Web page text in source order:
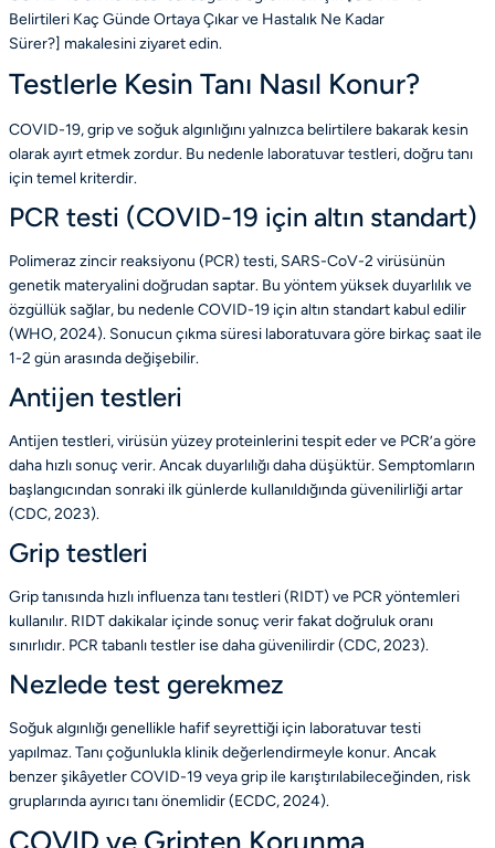
Belirtileri Kaç Günde Ortaya Çıkar ve Hastalık Ne Kadar
Sürer?] makalesini ziyaret edin.
Testlerle Kesin Tanı Nasıl Konur?
COVID-19, grip ve soğuk algınlığını yalnızca belirtilere bakarak kesin
olarak ayırt etmek zordur. Bu nedenle laboratuvar testleri, doğru tanı
için temel kriterdir.
PCR testi (COVID-19 için altın standart)
Polimeraz zincir reaksiyonu (PCR) testi, SARS-CoV-2 virüsünün
genetik materyalini doğrudan saptar. Bu yöntem yüksek duyarlılık ve
özgüllük sağlar, bu nedenle COVID-19 için altın standart kabul edilir
(WHO, 2024). Sonucun çıkma süresi laboratuvara göre birkaç saat ile
1-2 gün arasında değişebilir.
Antijen testleri
Antijen testleri, virüsün yüzey proteinlerini tespit eder ve PCR’a göre
daha hızlı sonuç verir. Ancak duyarlılığı daha düşüktür. Semptomların
başlangıcından sonraki ilk günlerde kullanıldığında güvenilirliği artar
(CDC, 2023).
Grip testleri
Grip tanısında hızlı influenza tanı testleri (RIDT) ve PCR yöntemleri
kullanılır. RIDT dakikalar içinde sonuç verir fakat doğruluk oranı
sınırlıdır. PCR tabanlı testler ise daha güvenilirdir (CDC, 2023).
Nezlede test gerekmez
Soğuk algınlığı genellikle hafif seyrettiği için laboratuvar testi
yapılmaz. Tanı çoğunlukla klinik değerlendirmeyle konur. Ancak
benzer şikâyetler COVID-19 veya grip ile karıştırılabileceğinden, risk
gruplarında ayırıcı tanı önemlidir (ECDC, 2024).